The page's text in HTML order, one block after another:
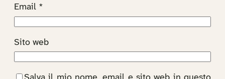
Email *
Sito web